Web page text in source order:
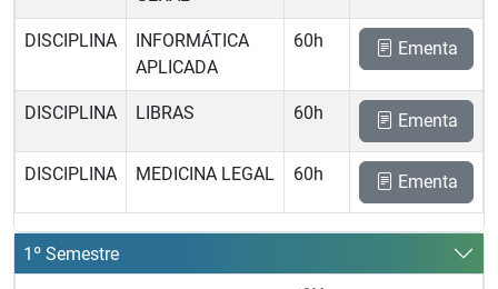
DISCIPLINA
INFORMÁTICA
APLICADA
60h Ementa
DISCIPLINA LIBRAS 60h Ementa
DISCIPLINA MEDICINA LEGAL 60h Ementa
1º Semestre